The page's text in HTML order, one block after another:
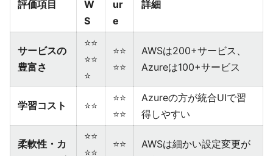
評価項目
W
S
ur
e
詳細
サービスの
豊富さ
⭐⭐
⭐⭐
⭐
⭐⭐
⭐⭐
AWSは200+サービス、
Azureは100+サービス
学習コスト ⭐⭐
⭐⭐
⭐⭐
Azureの方が統合UIで習
得しやすい
柔軟性・カ
⭐⭐
⭐⭐
⭐⭐
AWSは細かい設定変更が